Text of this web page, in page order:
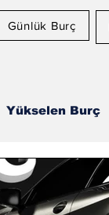
Günlük Burç
Yükselen Burç
Tabirleri